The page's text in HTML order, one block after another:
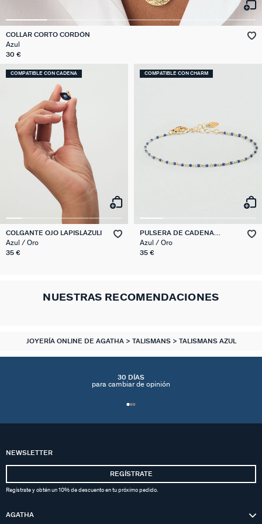
COLLAR CORTO CORDÓN
Azul
30 €
COMPATIBLE CON CADENA
COLGANTE OJO LAPISLÁZULI
Azul / Oro
35 €
COMPATIBLE CON CHARM
PULSERA DE CADENA
SMARTY
Azul / Oro
35 €
NUESTRAS RECOMENDACIONES
JOYERÍA ONLINE DE AGATHA TALISMANS TALISMANS AZUL
30 DÍAS
para cambiar de opinión
NEWSLETTER
REGÍSTRATE
Regístrate y obtén un 10% de descuento en tu próximo pedido.
AGATHA